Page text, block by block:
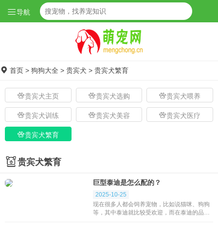
导航
首页 > 狗狗大全 > 贵宾犬 > 贵宾犬繁育
贵宾犬主页 贵宾犬选购 贵宾犬喂养
贵宾犬训练 贵宾犬美容 贵宾犬医疗
贵宾犬繁育
贵宾犬繁育
巨型泰迪是怎么配的？
2025-10-25
现在很多人都会饲养宠物，比如说猫咪、狗狗
等，其中泰迪就比较受欢迎，而在泰迪的品种